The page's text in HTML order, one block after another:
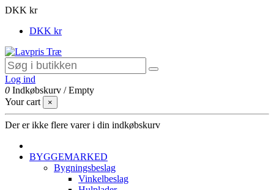
DKK kr
DKK kr
Log ind
0 Indkøbskurv /Empty
Your cart
×
Der er ikke flere varer i din indkøbskurv
BYGGEMARKED
Bygningsbeslag
Vinkelbeslag